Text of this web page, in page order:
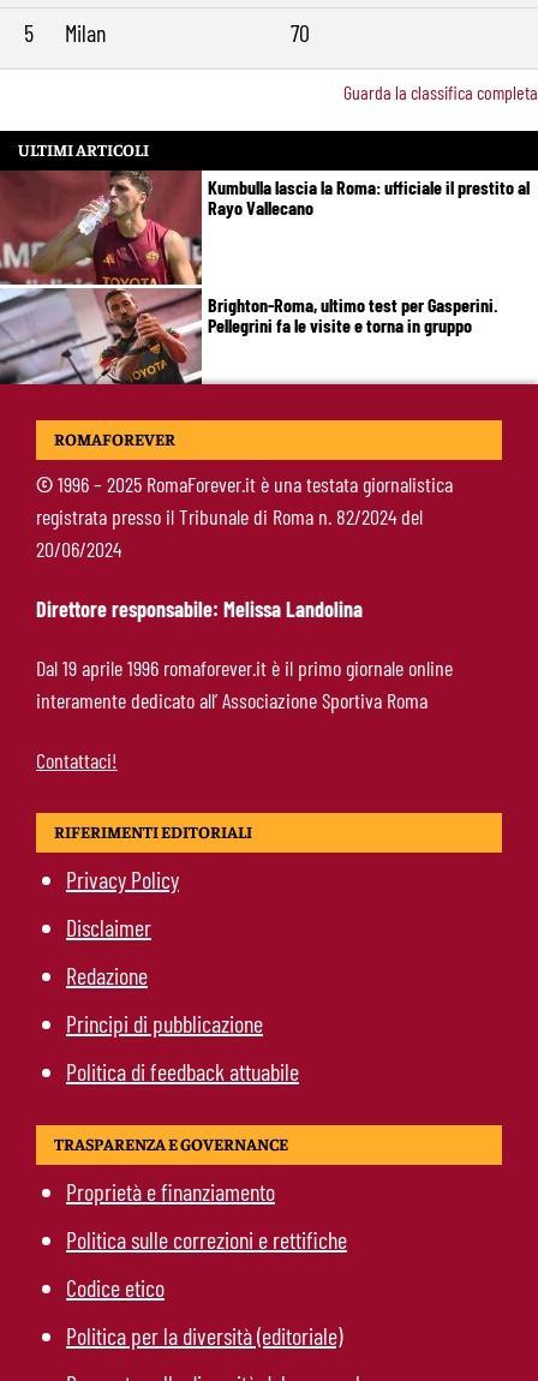
5
Milan 70
Guarda la classifica completa
ULTIMI ARTICOLI
Kumbulla lascia la Roma: ufficiale il prestito al
Rayo Vallecano
Brighton-Roma, ultimo test per Gasperini.
Pellegrini fa le visite e torna in gruppo
Rowe chiude alla Roma: “Sono concentrato sul
Calciomercato Roma, si allontana un obiettivo
per l’attacco: resta viva l’ipotesi Real Madrid
ROMAFOREVER
©1996 – 2025 RomaForever.it è una testata giornalistica
registrata presso il Tribunale di Roma n. 82/2024 del
20/06/2024
Direttore responsabile: Melissa Landolina
Dal 19 aprile 1996 romaforever.it è il primo giornale online
interamente dedicato all’ Associazione Sportiva Roma
Contattaci!
RIFERIMENTI EDITORIALI
Privacy Policy
Disclaimer
Redazione
Principi di pubblicazione
Politica di feedback attuabile
TRASPARENZA E GOVERNANCE
Proprietà e finanziamento
Politica sulle correzioni e rettifiche
Codice etico
Politica per la diversità (editoriale)